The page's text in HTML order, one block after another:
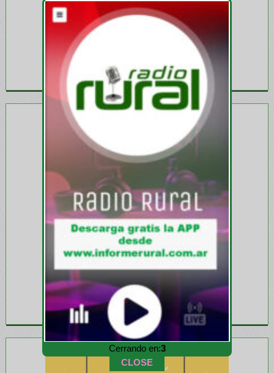
Cerrando en:1
CLOSE